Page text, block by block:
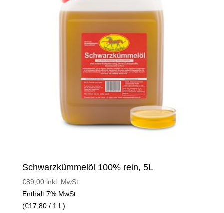
Schwarzkümmelöl 100% rein, 5L
€89,00 inkl. MwSt.
Enthält 7% MwSt.
(€17,80/ 1 L)